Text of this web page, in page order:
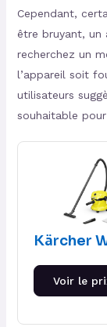
Cependant,
être bruyant, un
recherchez un
l’appareil soit
utilisateurs
souhaitable
Kärcher
Voir le